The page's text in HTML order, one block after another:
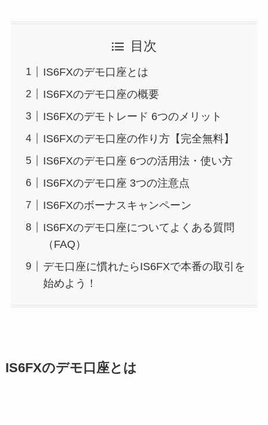
目次
IS6FXのデモ口座とは
IS6FXのデモ口座の概要
IS6FXのデモトレード 6つのメリット
IS6FXのデモ口座の作り方【完全無料】
IS6FXのデモ口座 6つの活用法・使い方
IS6FXのデモ口座 3つの注意点
IS6FXのボーナスキャンペーン
IS6FXのデモ口座についてよくある質問
（FAQ）
デモ口座に慣れたらIS6FXで本番の取引を
始めよう！
IS6FXのデモ口座とは